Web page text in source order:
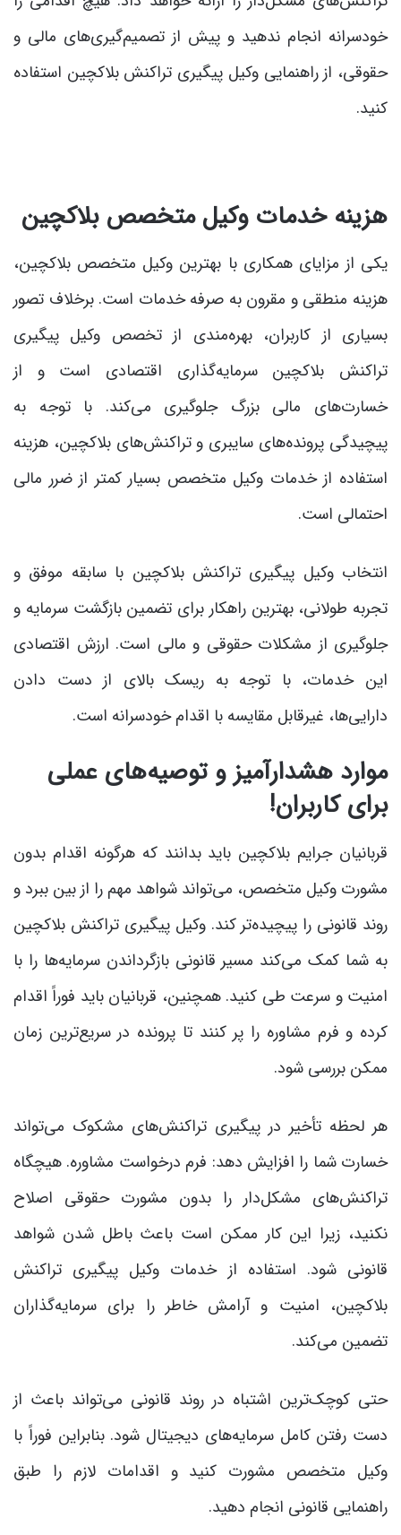
خودسرانه انجام ندهید و پیش از تصمیم‌گیری‌های مالی و
حقوقی، از راهنمایی وکیل پیگیری تراکنش بلاکچین استفاده
کنید.
هزینه خدمات وکیل متخصص بلاکچین
یکی از مزایای همکاری با بهترین وکیل متخصص بلاکچین،
هزینه منطقی و مقرون به صرفه خدمات است. برخلاف تصور
بسیاری از کاربران، بهره‌مندی از تخصص وکیل پیگیری
تراکنش بلاکچین سرمایه‌گذاری اقتصادی است و از
خسارت‌های مالی بزرگ جلوگیری می‌کند. با توجه به
پیچیدگی پرونده‌های سایبری و تراکنش‌های بلاکچین، هزینه
استفاده از خدمات وکیل متخصص بسیار کمتر از ضرر مالی
احتمالی است.
انتخاب وکیل پیگیری تراکنش بلاکچین با سابقه موفق و
تجربه طولانی، بهترین راهکار برای تضمین بازگشت سرمایه و
جلوگیری از مشکلات حقوقی و مالی است. ارزش اقتصادی
این خدمات، با توجه به ریسک بالای از دست دادن
دارایی‌ها، غیرقابل مقایسه با اقدام خودسرانه است.
موارد هشدارآمیز و توصیه‌های عملی
برای کاربران!
قربانیان جرایم بلاکچین باید بدانند که هرگونه اقدام بدون
مشورت وکیل متخصص، می‌تواند شواهد مهم را از بین ببرد و
روند قانونی را پیچیده‌تر کند. وکیل پیگیری تراکنش بلاکچین
به شما کمک می‌کند مسیر قانونی بازگرداندن سرمایه‌ها را با
امنیت و سرعت طی کنید. همچنین، قربانیان باید فوراً اقدام
کرده و فرم مشاوره را پر کنند تا پرونده در سریع‌ترین زمان
ممکن بررسی شود.
هر لحظه تأخیر در پیگیری تراکنش‌های مشکوک می‌تواند
خسارت شما را افزایش دهد: فرم درخواست مشاوره. هیچگاه
تراکنش‌های مشکل‌دار را بدون مشورت حقوقی اصلاح
نکنید، زیرا این کار ممکن است باعث باطل شدن شواهد
قانونی شود. استفاده از خدمات وکیل پیگیری تراکنش
بلاکچین، امنیت و آرامش خاطر را برای سرمایه‌گذاران
تضمین می‌کند.
حتی کوچک‌ترین اشتباه در روند قانونی می‌تواند باعث از
دست رفتن کامل سرمایه‌های دیجیتال شود. بنابراین فوراً با
وکیل متخصص مشورت کنید و اقدامات لازم را طبق
راهنمایی قانونی انجام دهید.